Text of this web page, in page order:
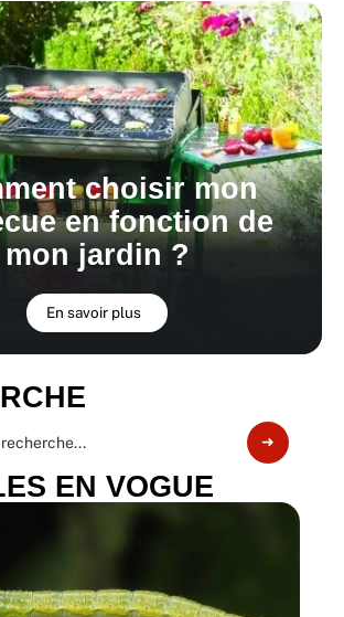
choisir mon
en fonction de
mon jardin ?
En savoir plus
EN VOGUE